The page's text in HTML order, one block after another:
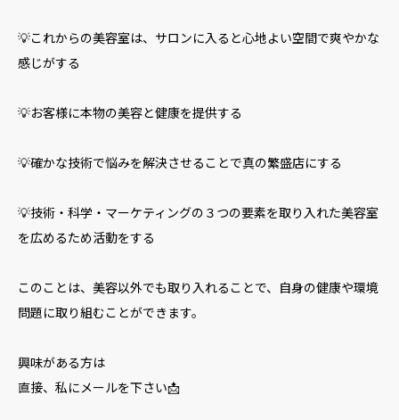
💡これからの美容室は、サロンに入ると心地よい空間で爽やかな
感じがする
💡お客様に本物の美容と健康を提供する
💡確かな技術で悩みを解決させることで真の繁盛店にする
💡技術・科学・マーケティングの３つの要素を取り入れた美容室
を広めるため活動をする
このことは、美容以外でも取り入れることで、自身の健康や環境
問題に取り組むことができます。
興味がある方は
直接、私にメールを下さい📩